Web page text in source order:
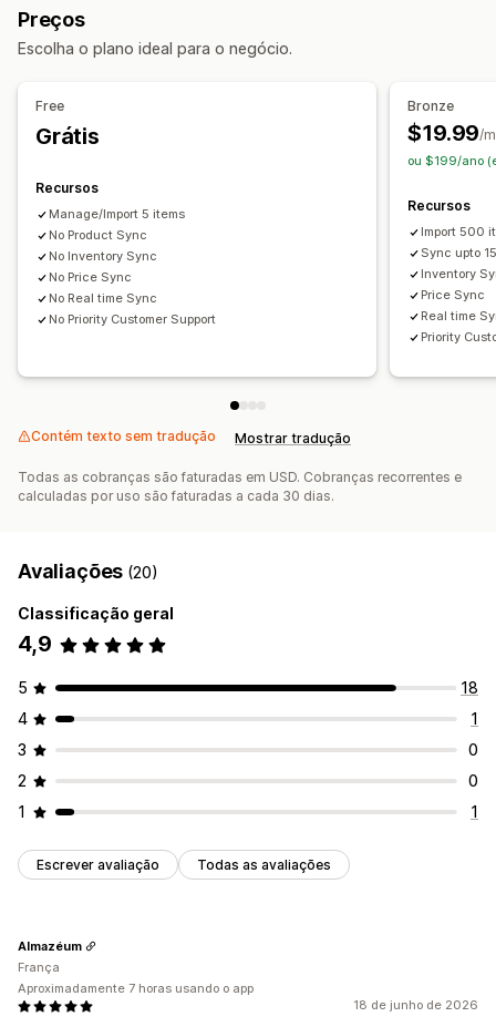
Importação em massa
Gerenciamento de pedidos
Preços
Escolha o plano ideal para o negócio.
Free
Grátis
Recursos
Manage/Import 5 items
No Product Sync
No Inventory Sync
No Price Sync
No Real time Sync
No Priority Customer Support
Bronze
$19.99/
ou $199/ano
Recursos
Import 500
Sync upto
Inventory
Price Sync
Real time
Priority
Contém texto sem tradução Mostrar tradução
Todas as cobranças são faturadas em USD. Cobranças recorrentes e
calculadas por uso são faturadas a cada 30 dias.
Avaliações (20)
Classificação geral
4,9
5
18
4
1
3
0
2
0
1
1
Escrever avaliação Todas as avaliações
18 de junho de 2026
Almazéum
França
Aproximadamente 7 horas usando o app